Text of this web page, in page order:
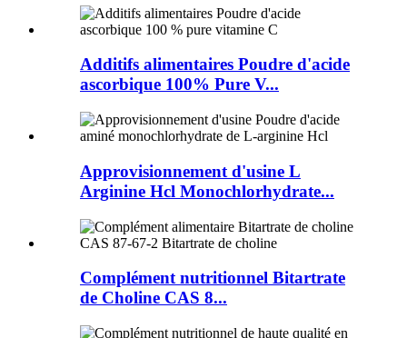
Additifs alimentaires Poudre d'acide
ascorbique 100% Pure V...
Approvisionnement d'usine L
Arginine Hcl Monochlorhydrate...
Complément nutritionnel Bitartrate
de Choline CAS 8...